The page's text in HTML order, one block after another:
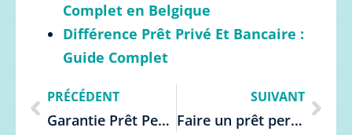
Complet en Belgique
Différence Prêt Privé Et Bancaire :
Guide Complet
PRÉCÉDENT
Garantie Prêt Personnel : Guide Complet en Belgique
SUIVANT
Faire un prêt personnel sans passer par une banque facilement